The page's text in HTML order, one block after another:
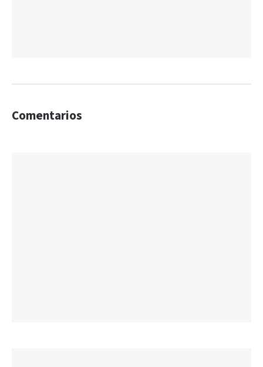
Comentarios